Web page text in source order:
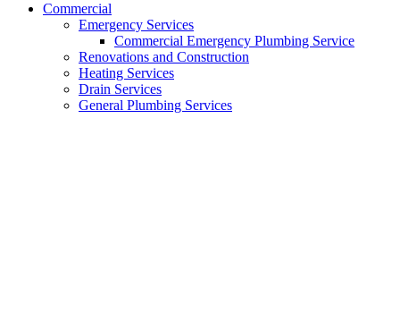
Commercial
Emergency Services
Commercial Emergency Plumbing Service
Renovations and Construction
Heating Services
Drain Services
General Plumbing Services